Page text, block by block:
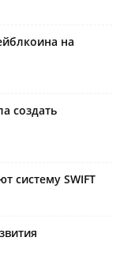
на
создать
систему SWIFT